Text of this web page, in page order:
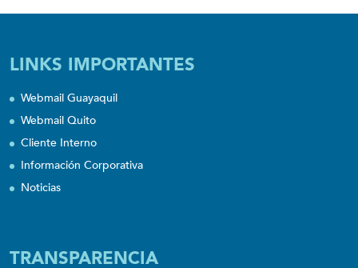
LINKS IMPORTANTES
Webmail Guayaquil
Webmail Quito
Cliente Interno
Información Corporativa
Noticias
TRANSPARENCIA